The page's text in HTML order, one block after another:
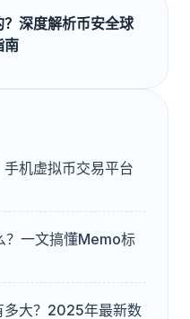
深度解析币安全球
南
机虚拟币交易平台
？一文搞懂Memo标
多大？2025年最新数